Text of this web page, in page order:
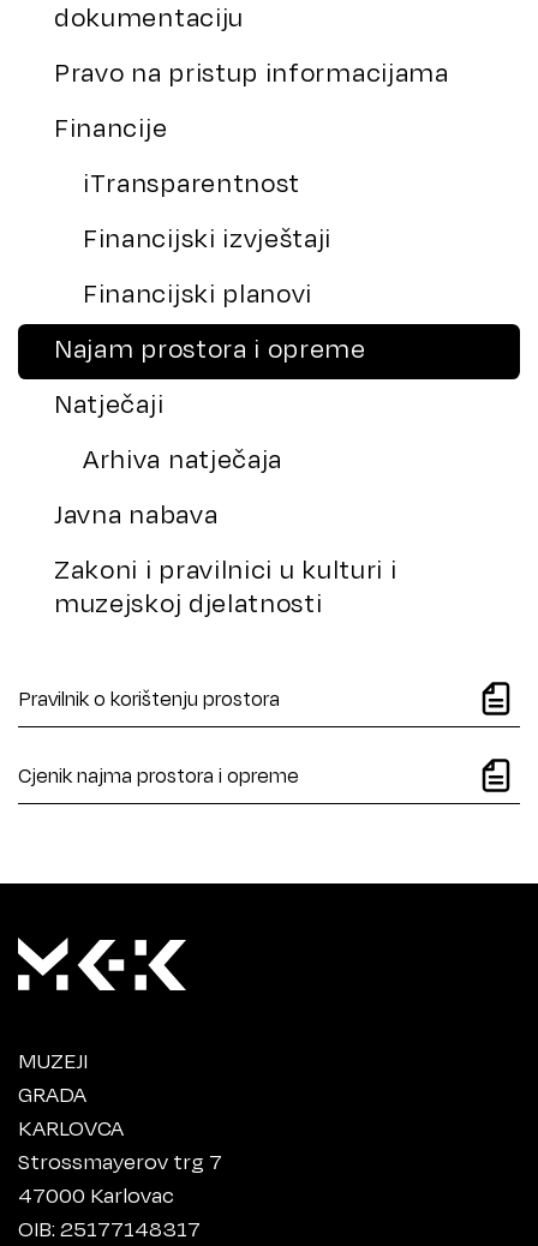
dokumentaciju
Pravo na pristup informacijama
Financije
iTransparentnost
Financijski izvještaji
Financijski planovi
Najam prostora i opreme
Natječaji
Arhiva natječaja
Javna nabava
Zakoni i pravilnici u kulturi i
muzejskoj djelatnosti
Pravilnik o korištenju prostora
Cjenik najma prostora i opreme
MUZEJI
GRADA
KARLOVCA
Strossmayerov trg 7
47000 Karlovac
OIB: 25177148317